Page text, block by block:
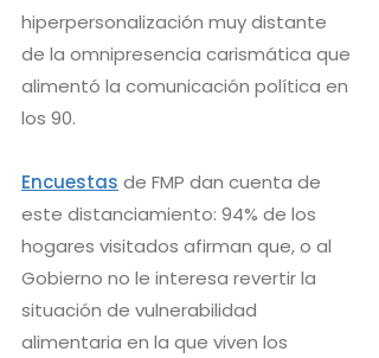
hiperpersonalización muy distante
de la omnipresencia carismática que
alimentó la comunicación política en
los 90.
Encuestas de FMP dan cuenta de
este distanciamiento: 94% de los
hogares visitados afirman que, o al
Gobierno no le interesa revertir la
situación de vulnerabilidad
alimentaria en la que viven los